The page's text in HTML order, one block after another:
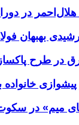
در
بهبهان
خانواده
میم» در